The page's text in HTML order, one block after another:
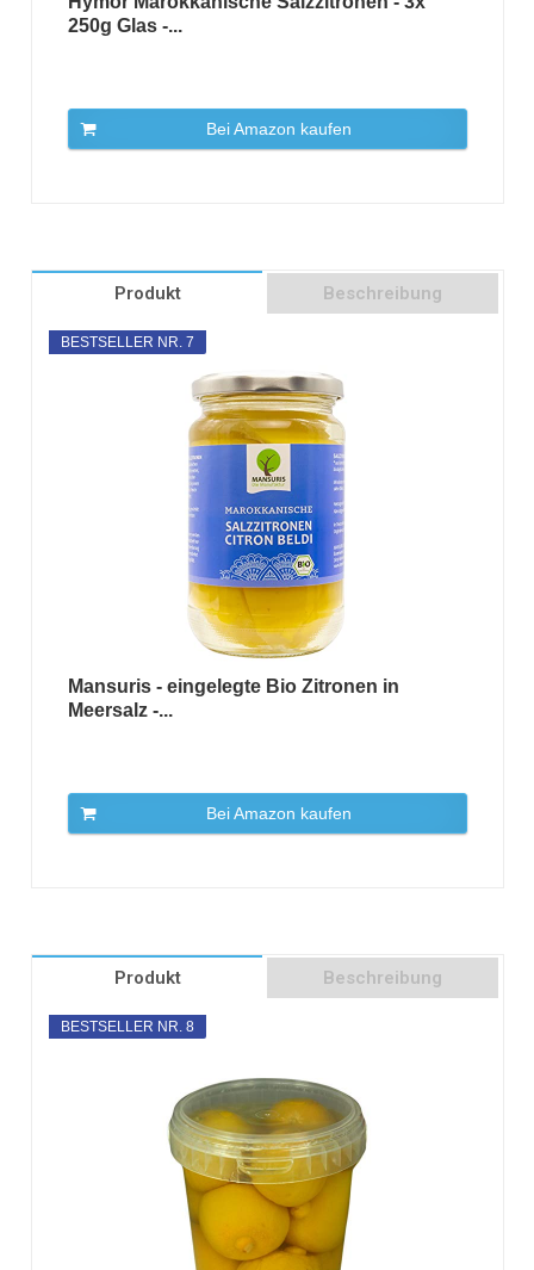
250g Glas -...
Bei Amazon kaufen
Produkt Beschreibung
BESTSELLER NR. 7
Mansuris - eingelegte Bio Zitronen in
Meersalz -...
Bei Amazon kaufen
Produkt Beschreibung
BESTSELLER NR. 8